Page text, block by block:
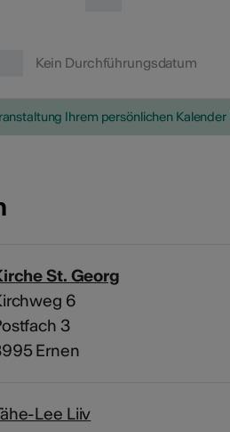
Kein Durchführungsdatum
Ihrem persönlichen
St. Georg
6
3
Ernen
Lee Liiv